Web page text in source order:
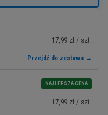
17,99 zł / szt.
Przejdź do zestawu →
NAJLEPSZA CENA
17,99 zł / szt.